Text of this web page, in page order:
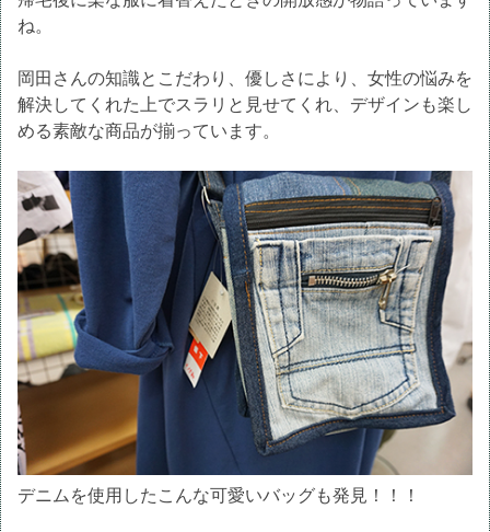
ね。
岡田さんの知識とこだわり、優しさにより、女性の悩みを
解決してくれた上でスラリと見せてくれ、デザインも楽し
める素敵な商品が揃っています。
デニムを使用したこんな可愛いバッグも発見！！！